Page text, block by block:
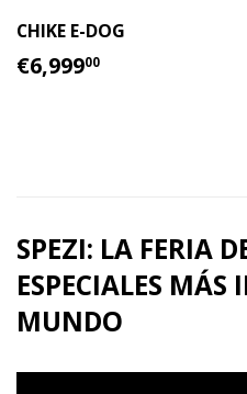
CHIKE E-DOG
PRECIO
HABITUAL
€6,99900
SPEZI: LA FERIA
ESPECIALES
MUNDO